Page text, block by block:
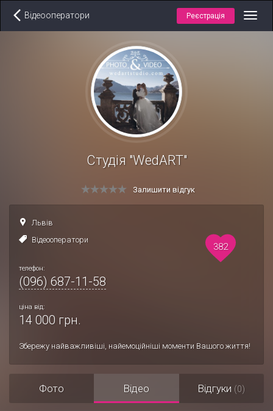
Відеооператори Реєстрація
Студія "WedART"
Залишити відгук
Львів
Відеооператори
телефон:
(096) 687-11-58
ціна від:
14 000 грн.
Збережу найважливіші, найемоційніші моменти Вашого життя!
382
Фото Відео Відгуки (0)